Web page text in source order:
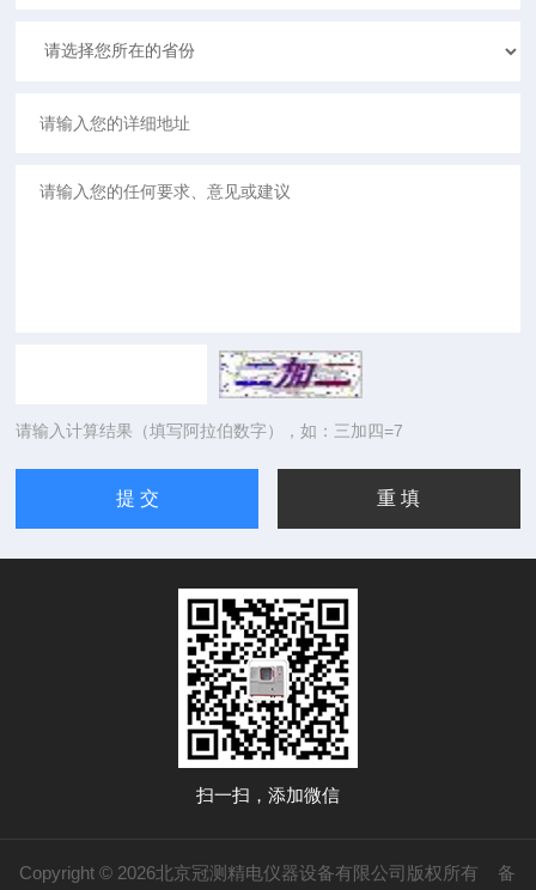
请输入计算结果（填写阿拉伯数字），如：三加四=7
扫一扫，添加微信
Copyright © 2026北京冠测精电仪器设备有限公司版权所有 备